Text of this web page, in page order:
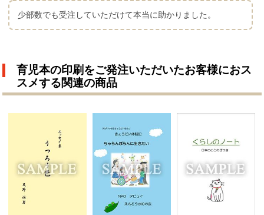
少部数でも受注していただけて本当に助かりました。
育児本の印刷をご発注いただいたお客様におス
スメする関連の商品